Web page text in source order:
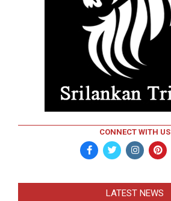
CONNECT WITH US
LATEST NEWS